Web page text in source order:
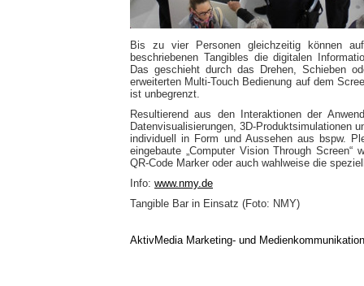
Bis zu vier Personen gleichzeitig können
beschriebenen Tangibles die digitalen
Das geschieht durch das Drehen, Schieben
erweiterten Multi-Touch Bedienung auf dem
ist unbegrenzt.
Resultierend aus den Interaktionen der
Datenvisualisierungen, 3D-Produktsimulationen
individuell in Form und Aussehen aus bspw.
eingebaute „Computer Vision Through
QR-Code Marker oder auch wahlweise die
Info: www.nmy.de
Tangible Bar in Einsatz (Foto: NMY)
AktivMedia Marketing- und